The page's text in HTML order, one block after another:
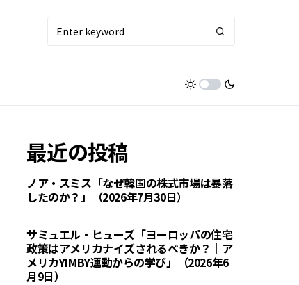
最近の投稿
ノア・スミス「なぜ韓国の株式市場は暴落
したのか？」（2026年7月30日）
サミュエル・ヒューズ「ヨーロッパの住宅
政策はアメリカナイズされるべきか？｜ア
メリカYIMBY運動からの学び」（2026年6
月9日）